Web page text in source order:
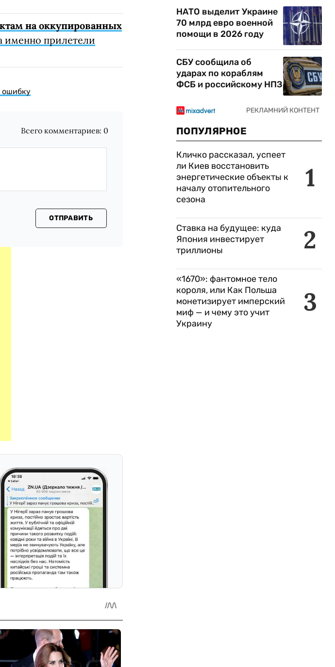
на оккупированных
именно прилетели
ошибку
Всего комментариев: 0
ОТПРАВИТЬ
НАТО выделит Украине
70 млрд евро военной
помощи в 2026 году
СБУ сообщила об
ударах по кораблям
ФСБ и российскому НПЗ
ПОПУЛЯРНОЕ
1
Кличко рассказал, успеет
ли Киев восстановить
энергетические объекты к
началу отопительного
сезона
2
Ставка на будущее: куда
Япония инвестирует
триллионы
3
«1670»: фантомное тело
короля, или Как Польша
монетизирует имперский
миф — и чему это учит
Украину